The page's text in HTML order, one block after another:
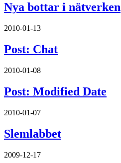
Nya bottar i nätverken
2010-01-13
Post: Chat
2010-01-08
Post: Modified Date
2010-01-07
Slemlabbet
2009-12-17